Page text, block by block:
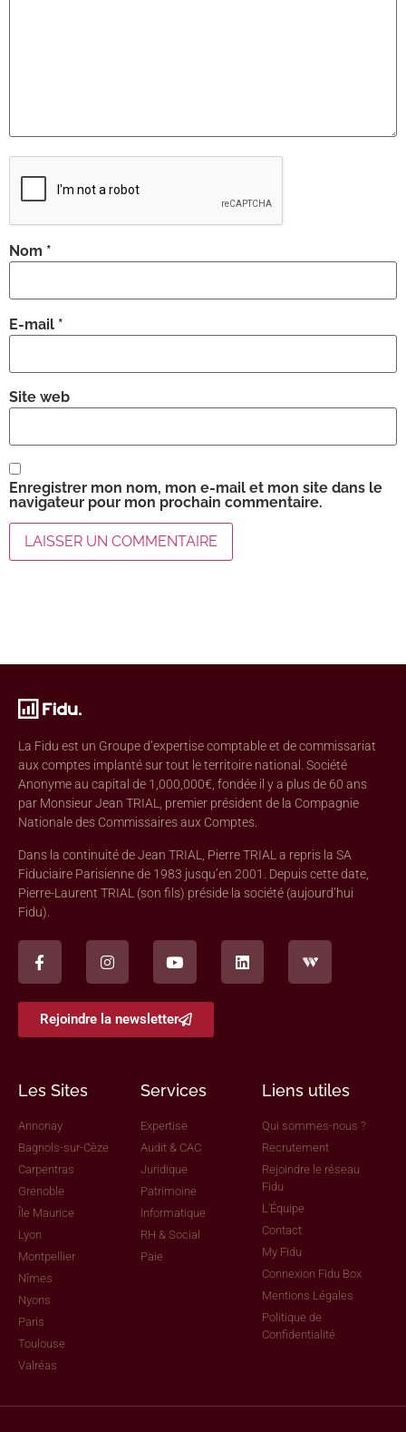
Nom *
E-mail *
Site web
Enregistrer mon nom, mon e-mail et mon site dans le
navigateur pour mon prochain commentaire.
La Fidu est un Groupe d’expertise comptable et de commissariat
aux comptes implanté sur tout le territoire national. Société
Anonyme au capital de 1,000,000€, fondée il y a plus de 60 ans
par Monsieur Jean TRIAL, premier président de la Compagnie
Nationale des Commissaires aux Comptes.
Dans la continuité de Jean TRIAL, Pierre TRIAL a repris la SA
Fiduciaire Parisienne de 1983 jusqu’en 2001. Depuis cette date,
Pierre-Laurent TRIAL (son fils) préside la société (aujourd’hui
Fidu).
Rejoindre la newsletter
Les Sites
Annonay
Bagnols-sur-Cèze
Carpentras
Grenoble
Île Maurice
Lyon
Montpellier
Nîmes
Nyons
Paris
Toulouse
Valréas
Services
Expertise
Audit & CAC
Juridique
Patrimoine
Informatique
RH & Social
Paie
Liens utiles
Qui sommes-nous ?
Recrutement
Rejoindre le réseau
Fidu
L'Équipe
Contact
My Fidu
Connexion Fidu Box
Mentions Légales
Politique de
Confidentialité